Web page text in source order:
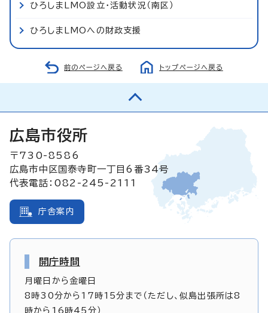
ひろしまLMO設立・活動状況（南区）
ひろしまLMOへの財政支援
前のページへ戻る トップページへ戻る
広島市役所
〒730-8586
広島市中区国泰寺町一丁目6番34号
代表電話：082-245-2111
庁舎案内
開庁時間
月曜日から金曜日
8時30分から17時15分まで（ただし、似島出張所は8
時から16時45分）